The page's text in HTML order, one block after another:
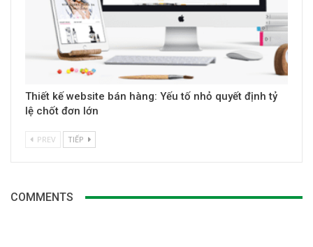
Thiết kế website bán hàng: Yếu tố nhỏ quyết định tỷ
lệ chốt đơn lớn
PREV TIẾP
COMMENTS